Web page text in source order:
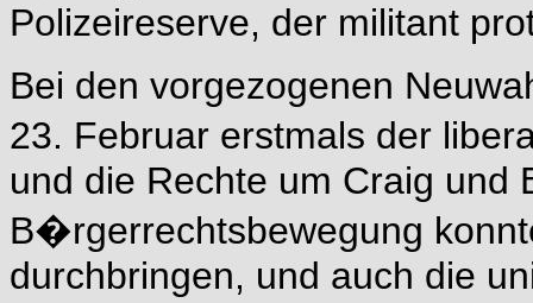
Polizeireserve, der militant
Bei den vorgezogenen
23. Februar erstmals der
und die Rechte um Craig und
B�rgerrechtsbewegung
durchbringen, und auch die